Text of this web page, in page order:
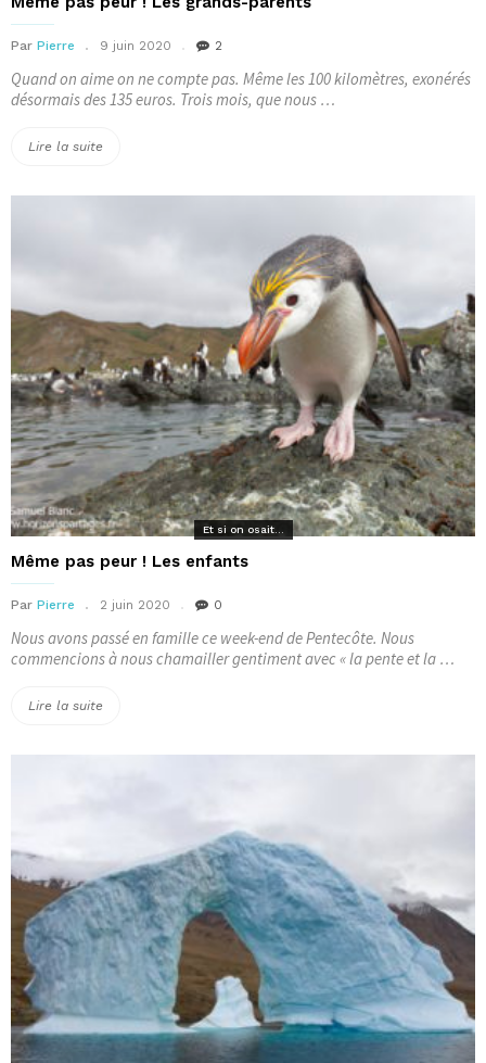
Par Pierre 9 juin 2020 2
Quand on aime on ne compte pas. Même les 100 kilomètres, exonérés
désormais des 135 euros. Trois mois, que nous …
Lire la suite
grands-
parents »
Et si on osait...
Même pas peur ! Les enfants
Par Pierre 2 juin 2020 0
Nous avons passé en famille ce week-end de Pentecôte. Nous
commencions à nous chamailler gentiment avec « la pente et la …
Lire la suite
enfants »